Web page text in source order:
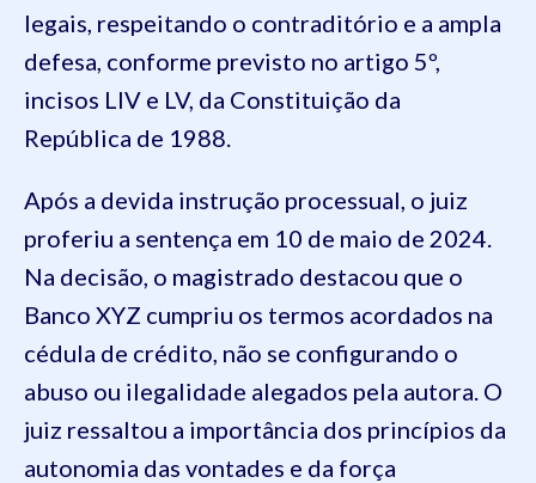
legais, respeitando o contraditório e a ampla
defesa, conforme previsto no artigo 5º,
incisos LIV e LV, da Constituição da
República de 1988.
Após a devida instrução processual, o juiz
proferiu a sentença em 10 de maio de 2024.
Na decisão, o magistrado destacou que o
Banco XYZ cumpriu os termos acordados na
cédula de crédito, não se configurando o
abuso ou ilegalidade alegados pela autora. O
juiz ressaltou a importância dos princípios da
autonomia das vontades e da força